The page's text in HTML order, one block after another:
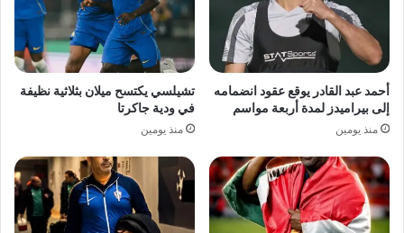
أحمد عبد القادر يوقع عقود انضمامه
إلى بيراميدز لمدة أربعة مواسم
منذ يومين
تشيلسي يكتسح ميلان بثلاثية نظيفة
في ودية جاكرتا
منذ يومين